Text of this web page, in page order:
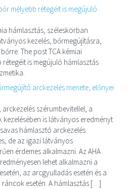
mélyebb rétegéit is megújuló
hámlasztás, széleskörban
kezelés, bőrmegújításra,
The post TCA kémiai
is megújuló hámlasztás
arckezelés menete, előnyei
szérumbevitellel, a
is látványos eredményt
hámlasztó arckezelés
de az igazi látványos
érdemes alkalmazni. Az AHA
lehet alkalmazni a
az arcgyulladás esetén és a
esetén. A hámlasztás […]